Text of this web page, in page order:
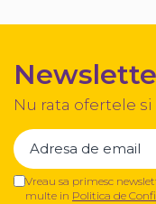
Nu rata ofertele
Vreau sa primesc
multe in Politica de